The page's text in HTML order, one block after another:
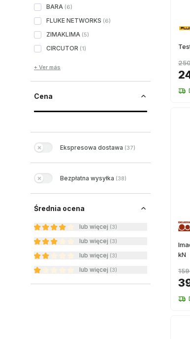
BARA (6)
FLUKE NETWORKS (6)
ZIMAKLIMA (5)
CIRCUTOR (1)
+ Ver más
Cena
Ekspresowa dostawa (37)
Bezpłatna wysyłka (38)
Średnia ocena
lub więcej (3)
lub więcej (3)
lub więcej (3)
lub więcej (3)
kN